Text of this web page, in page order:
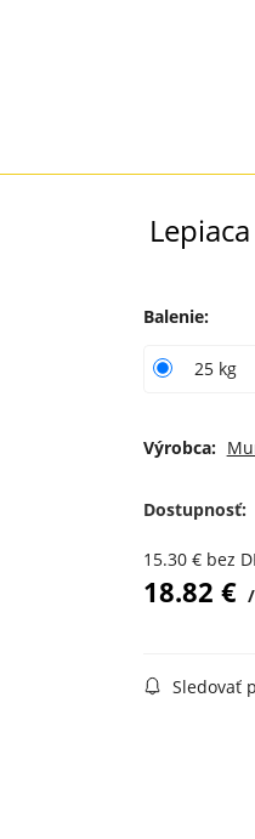
Balenie:
25 kg
Výrobca:
Dostupnosť:
15.30€ bez
18.82 €
Sledovať